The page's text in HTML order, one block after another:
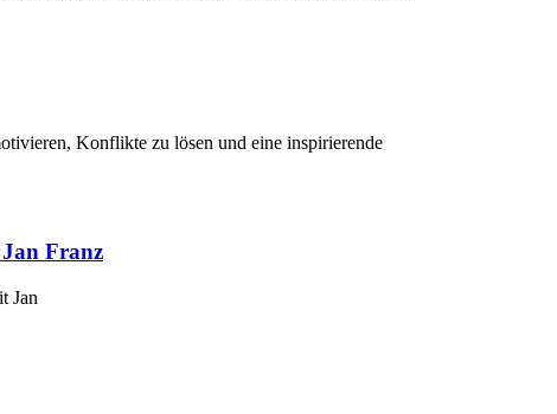
Konflikte zu lösen und eine inspirierende
Franz
Jan